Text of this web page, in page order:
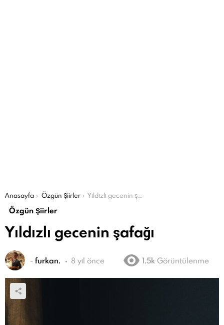
Şu an buradasın:
Anasayfa Özgün Şiirler Yıldızlı gecenin şafağı
Özgün Şiirler
Yıldızlı gecenin şafağı
- furkan. 8 yıl önce 1.5k Görüntülenme